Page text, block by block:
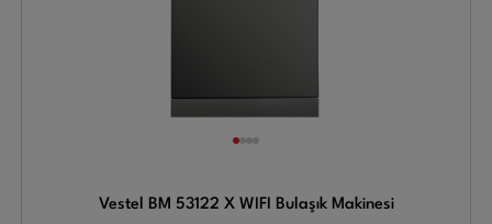
Vestel BM 53122 X WIFI Bulaşık Makinesi